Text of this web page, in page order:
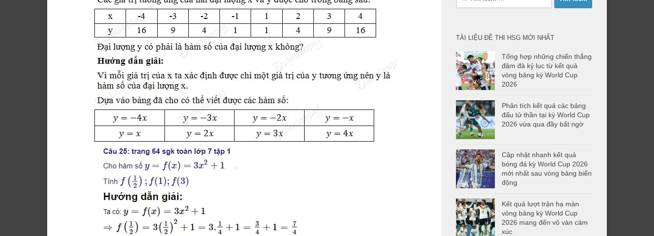
TÀI LIỆU ĐỀ THI HSG MỚI NHẤT
Tổng hợp những chiến thắng
đậm đà kỷ lục từ kết quả
vòng bảng kỳ World Cup
2026
Phân tích kết quả các bảng
đấu tử thần tại kỳ World Cup
2026 vừa qua đầy bất ngờ
Cập nhật nhanh kết quả
bóng đá kỳ World Cup 2026
mới nhất sau vòng bảng biến
động
Kết quả lượt trận hạ màn
vòng bảng kỳ World Cup
2026 mang đến vô vàn cảm
xúc